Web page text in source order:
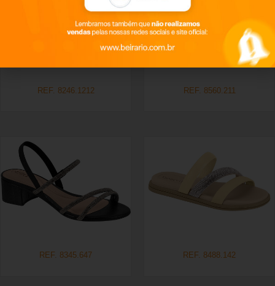
REF. 8246.1212 REF. 8560.211
REF. 8345.647 REF. 8488.142